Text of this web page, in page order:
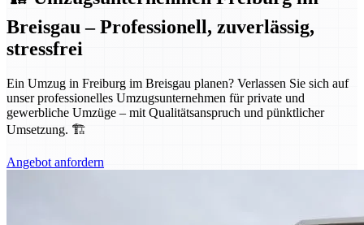
Breisgau – Professionell, zuverlässig,
stressfrei
Ein Umzug in Freiburg im Breisgau planen? Verlassen Sie sich auf
unser professionelles Umzugsunternehmen für private und
gewerbliche Umzüge – mit Qualitätsanspruch und pünktlicher
Umsetzung. 🏗️
Angebot anfordern